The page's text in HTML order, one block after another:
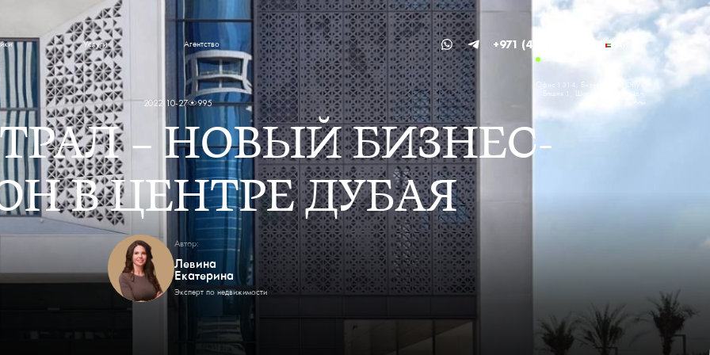
Услуги Агентство
и новости
Офис 1314, Бизнес-центр Onyx,
Башня 1, Шоссе шейха Зайда,
район Гринс, Дубай
+971 (4) 581-4595
2022-10-27 995
— НОВЫЙ БИЗНЕС-
В ЦЕНТРЕ ДУБАЯ
Автор:
Левина
Екатерина
Эксперт по недвижимости